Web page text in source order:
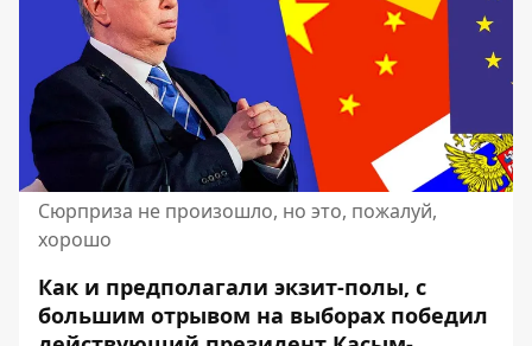
Сюрприза не произошло, но это, пожалуй,
хорошо
Как и предполагали экзит-полы, с
большим отрывом на выборах победил